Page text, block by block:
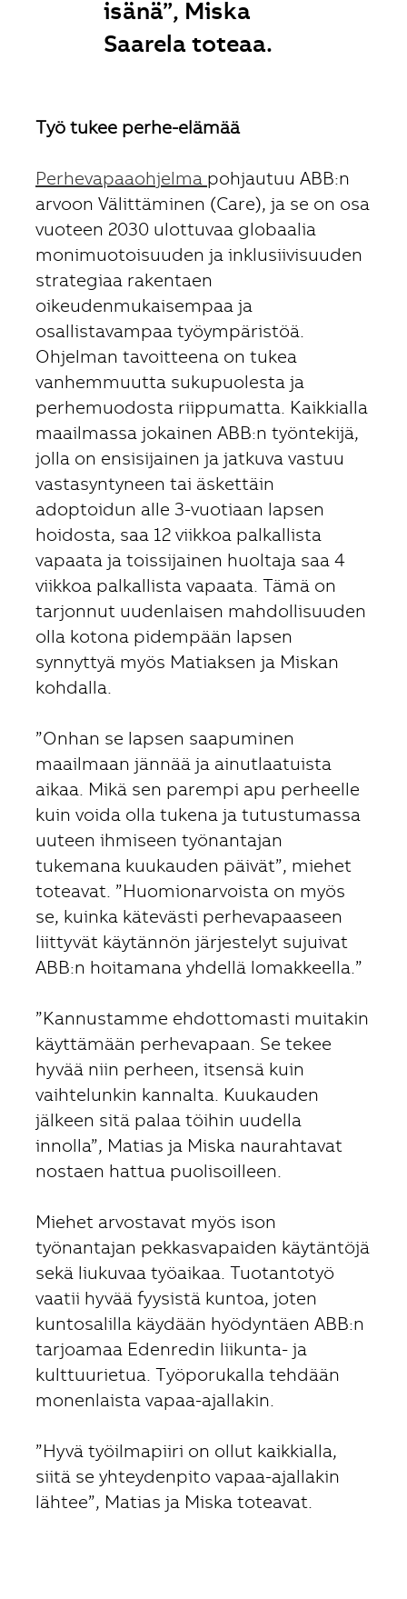
isänä”, Miska
Saarela toteaa.
Työ tukee perhe-elämää
Perhevapaaohjelma pohjautuu ABB:n
arvoon Välittäminen (Care), ja se on osa
vuoteen 2030 ulottuvaa globaalia
monimuotoisuuden ja inklusiivisuuden
strategiaa rakentaen
oikeudenmukaisempaa ja
osallistavampaa työympäristöä.
Ohjelman tavoitteena on tukea
vanhemmuutta sukupuolesta ja
perhemuodosta riippumatta. Kaikkialla
maailmassa jokainen ABB:n työntekijä,
jolla on ensisijainen ja jatkuva vastuu
vastasyntyneen tai äskettäin
adoptoidun alle 3-vuotiaan lapsen
hoidosta, saa 12 viikkoa palkallista
vapaata ja toissijainen huoltaja saa 4
viikkoa palkallista vapaata. Tämä on
tarjonnut uudenlaisen mahdollisuuden
olla kotona pidempään lapsen
synnyttyä myös Matiaksen ja Miskan
kohdalla.
”Onhan se lapsen saapuminen
maailmaan jännää ja ainutlaatuista
aikaa. Mikä sen parempi apu perheelle
kuin voida olla tukena ja tutustumassa
uuteen ihmiseen työnantajan
tukemana kuukauden päivät”, miehet
toteavat. ”Huomionarvoista on myös
se, kuinka kätevästi perhevapaaseen
liittyvät käytännön järjestelyt sujuivat
ABB:n hoitamana yhdellä lomakkeella.”
”Kannustamme ehdottomasti muitakin
käyttämään perhevapaan. Se tekee
hyvää niin perheen, itsensä kuin
vaihtelunkin kannalta. Kuukauden
jälkeen sitä palaa töihin uudella
innolla”, Matias ja Miska naurahtavat
nostaen hattua puolisoilleen.
Miehet arvostavat myös ison
työnantajan pekkasvapaiden käytäntöjä
sekä liukuvaa työaikaa. Tuotantotyö
vaatii hyvää fyysistä kuntoa, joten
kuntosalilla käydään hyödyntäen ABB:n
tarjoamaa Edenredin liikunta- ja
kulttuurietua. Työporukalla tehdään
monenlaista vapaa-ajallakin.
”Hyvä työilmapiiri on ollut kaikkialla,
siitä se yhteydenpito vapaa-ajallakin
lähtee”, Matias ja Miska toteavat.